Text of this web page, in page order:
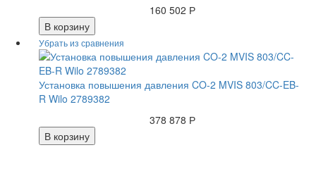
160 502 Р
В корзину
Установка повышения давления CO-2 MVIS 803/CC-EB-
R Wilo 2789382
378 878 Р
В корзину